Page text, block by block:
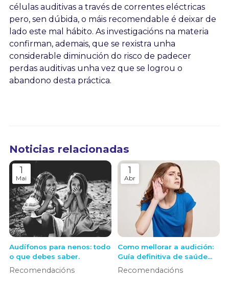
células auditivas a través de correntes eléctricas
pero, sen dúbida, o máis recomendable é deixar de
lado este mal hábito. As investigacións na materia
confirman, ademais, que se rexistra unha
considerable diminución do risco de padecer
perdas auditivas unha vez que se logrou o
abandono desta práctica.
Noticias relacionadas
1
Mai
Audífonos para nenos: todo
o que debes saber.
Recomendacións
1
Abr
Como mellorar a audición:
Guía definitiva de saúde
auditiva e solucións
Recomendacións